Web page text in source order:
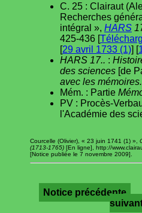
C. 25 : Clairaut
Recherches
intégral », HARS
425-436 [
[29 avril 1733 (1)] [
HARS 17.. :
des sciences [de
avec les
Mém. : Partie
PV : Procès-
l'Académie des
Courcelle (Olivier), « 23 juin 1741 (1) »,
(1713-1765) [En ligne], http://
[Notice publiée le 7 novembre 2009].
Notice précédente